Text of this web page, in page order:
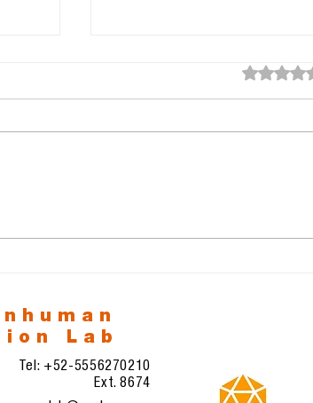
Obtuvo 0
Lab
Tel: +52-5556270210
Ext. 8674